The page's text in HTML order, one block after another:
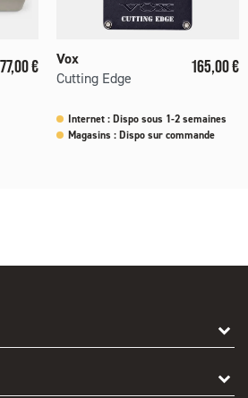
€
Vox
Cutting Edge
Prix
165,00 €
Internet : Dispo sous 1-2 semaines
Magasins : Dispo sur commande